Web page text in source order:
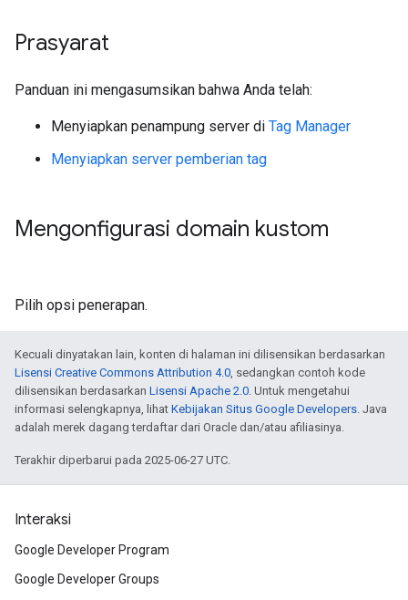
Prasyarat
Panduan ini mengasumsikan bahwa Anda telah:
Menyiapkan penampung server di Tag Manager
Menyiapkan server pemberian tag
Mengonfigurasi domain kustom
Pilih opsi penerapan.
Kecuali dinyatakan lain, konten di halaman ini dilisensikan berdasarkan
Lisensi Creative Commons Attribution 4.0, sedangkan contoh kode
dilisensikan berdasarkan Lisensi Apache 2.0. Untuk mengetahui
informasi selengkapnya, lihat Kebijakan Situs Google Developers. Java
adalah merek dagang terdaftar dari Oracle dan/atau afiliasinya.
Terakhir diperbarui pada 2025-06-27 UTC.
Interaksi
Google Developer Program
Google Developer Groups